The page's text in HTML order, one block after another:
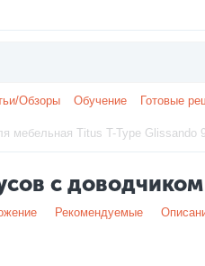
Обзоры Обучение Готовые
мебельная Titus T-Type Glissando
с
Рекомендуемые